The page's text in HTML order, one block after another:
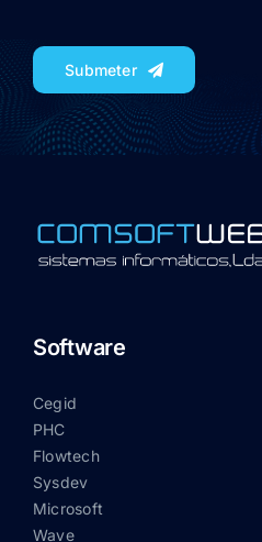
Submeter
Software
Cegid
PHC
Flowtech
Sysdev
Microsoft
Wave